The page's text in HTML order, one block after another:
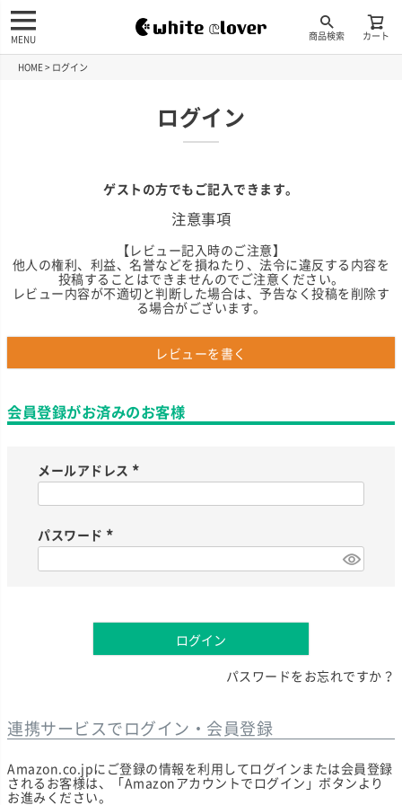
商品検索 カート
MENU
HOME ログイン
ログイン
ゲストの方でもご記入できます。
注意事項
【レビュー記入時のご注意】
他人の権利、利益、名誉などを損ねたり、法令に違反する内容を
投稿することはできませんのでご注意ください。
レビュー内容が不適切と判断した場合は、予告なく投稿を削除す
る場合がございます。
レビューを書く
会員登録がお済みのお客様
メールアドレス
必
パスワード
ログイン
パスワードをお忘れですか？
連携サービスでログイン・会員登録
Amazon.co.jpにご登録の情報を利用してログインまたは会員登録
されるお客様は、「Amazonアカウントでログイン」ボタンより
お進みください。